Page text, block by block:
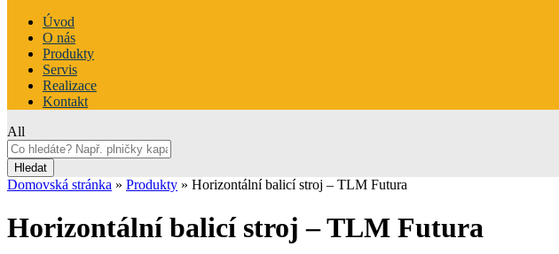
Úvod
O nás
Produkty
Servis
Realizace
Kontakt
All
Hledat
Domovská stránka » Produkty » Horizontální balicí stroj – TLM Futura
Horizontální balicí stroj – TLM Futura